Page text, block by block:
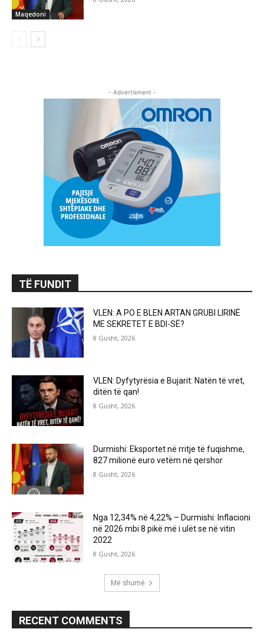
Maqedoni
- Advertisment -
TË FUNDIT
VLEN: A PO E BLEN ARTAN GRUBI LIRINË
ME SEKRETET E BDI-SË?
8 Gusht, 2026
VLEN: Dyfytyrësia e Bujarit: Natën të vret,
ditën të qan!
8 Gusht, 2026
Durmishi: Eksportet në rritje të fuqishme,
827 milionë euro vetëm në qershor
8 Gusht, 2026
Nga 12,34% në 4,22% – Durmishi: Inflacioni
në 2026 mbi 8 pikë më i ulët se në vitin
2022
8 Gusht, 2026
Më shumë
RECENT COMMENTS